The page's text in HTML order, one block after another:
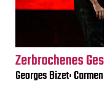
Zerbrochenes
Georges Bizet: Carmen